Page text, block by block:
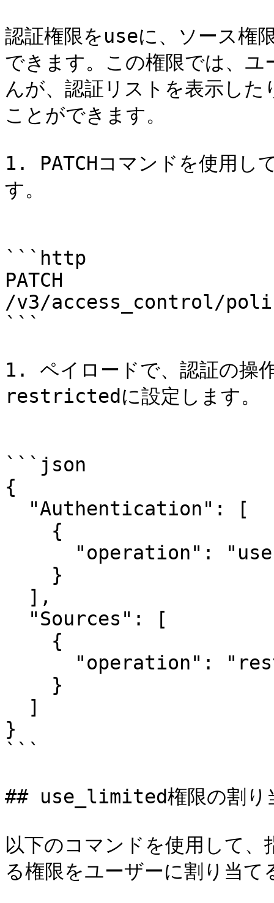
認証権限をuseに、ソース
できます。この権限では、
んが、認証リストを表示し
ことができます。
1. PATCHコマンドを使用し
す。
```http
PATCH
/v3/access_control/
```
1. ペイロードで、認証の操
restrictedに設定します。
```json
{
}
```
## use_limited権限の割り
以下のコマンドを使用して
る権限をユーザーに割り当て